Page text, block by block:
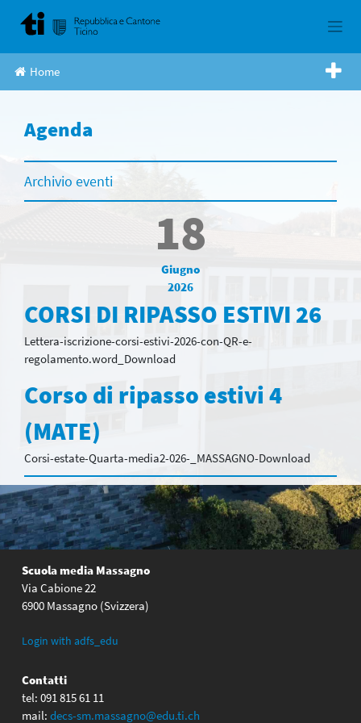
Home
Agenda
Archivio eventi
18
Giugno
2026
CORSI DI RIPASSO ESTIVI 26
Lettera-iscrizione-corsi-estivi-2026-con-QR-e-
regolamento.word_Download
Corso di ripasso estivi 4
(MATE)
Corsi-estate-Quarta-media2-026-_MASSAGNO-Download
Scuola media Massagno
Via Cabione 22
6900 Massagno (Svizzera)
Login with adfs_edu
Contatti
tel: 091 815 61 11
mail: decs-sm.massagno@edu.ti.ch